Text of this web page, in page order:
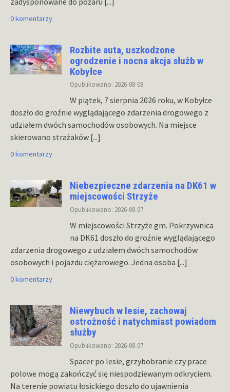
0 komentarzy
Rozbite auta, uszkodzone
ogrodzenie i nocna akcja służb w
Kobyłce
Opublikowano: 2026-08-08
W piątek, 7 sierpnia 2026 roku, w Kobyłce
doszło do groźnie wyglądającego zdarzenia drogowego z
udziałem dwóch samochodów osobowych. Na miejsce
skierowano strażaków [...]
0 komentarzy
Niebezpieczne zdarzenia na DK61 w
miejscowości Strzyże
Opublikowano: 2026-08-07
W miejscowości Strzyże gm. Pokrzywnica
na DK61 doszło do groźnie wyglądającego
zdarzenia drogowego z udziałem dwóch samochodów
osobowych i pojazdu ciężarowego. Jedna osoba [...]
0 komentarzy
Niewybuch w lesie, zachowaj
ostrożność i natychmiast powiadom
służby
Opublikowano: 2026-08-07
Spacer po lesie, grzybobranie czy prace
polowe mogą zakończyć się niespodziewanym odkryciem.
Na terenie powiatu łosickiego doszło do ujawnienia